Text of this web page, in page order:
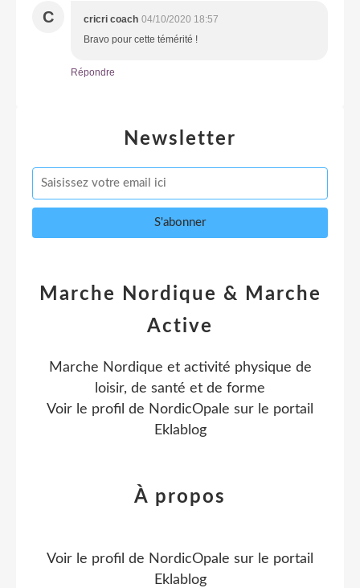
C cricri coach 04/10/2020 18:57
Bravo pour cette témérité !
Répondre
Newsletter
Marche Nordique & Marche
Active
Marche Nordique et activité physique de
loisir, de santé et de forme
Voir le profil de NordicOpale sur le portail
Eklablog
À propos
Voir le profil de NordicOpale sur le portail
Eklablog